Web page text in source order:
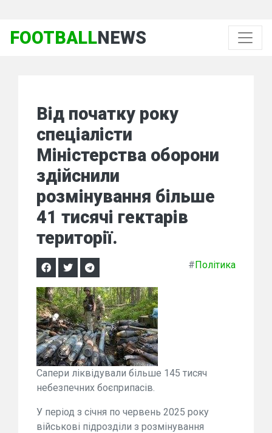
FOOTBALLNEWS
Від початку року
спеціалісти
Міністерства оборони
здійснили
розмінування більше
41 тисячі гектарів
території.
#Політика
Сапери ліквідували більше 145 тисяч
небезпечних боєприпасів.
У період з січня по червень 2025 року
військові підрозділи з розмінування